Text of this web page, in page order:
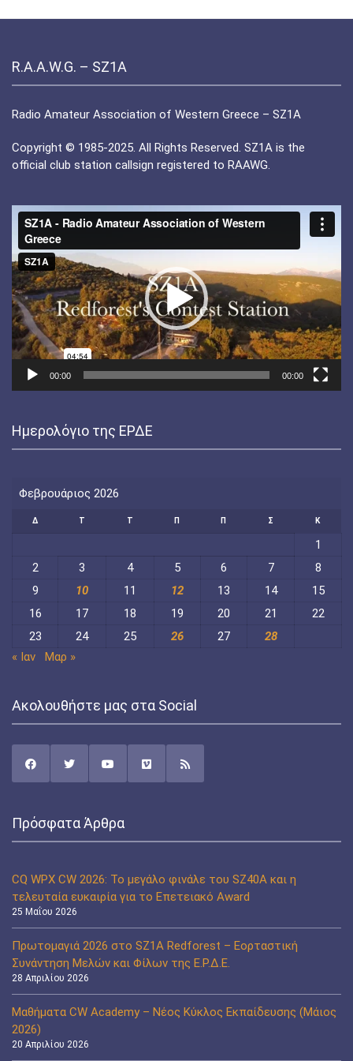
R.A.A.W.G. – SZ1A
Radio Amateur Association of Western Greece – SZ1A
Copyright © 1985-2025. All Rights Reserved. SZ1A is the
official club station callsign registered to RAAWG.
Πρόγραμμα
Αναπαραγωγής
Βίντεο
00:00 00:00
Ημερολόγιο της ΕΡΔΕ
Φεβρουάριος 2026
Δ Τ Τ Π Π Σ Κ
1
2
3 4 5 6 7
8
9
10 11 12 13 14
15
16
17 18 19 20 21
22
23
24 25 26 27
28
« Ιαν
Μαρ »
Ακολουθήστε μας στα Social
Πρόσφατα Άρθρα
CQ WPX CW 2026: Το μεγάλο φινάλε του SZ40A και η
τελευταία ευκαιρία για το Επετειακό Award
25 Μαΐου 2026
Πρωτομαγιά 2026 στο SZ1A Redforest – Εορταστική
Συνάντηση Μελών και Φίλων της Ε.Ρ.Δ.Ε.
28 Απριλίου 2026
Μαθήματα CW Academy – Νέος Κύκλος Εκπαίδευσης (Μάιος
2026)
20 Απριλίου 2026